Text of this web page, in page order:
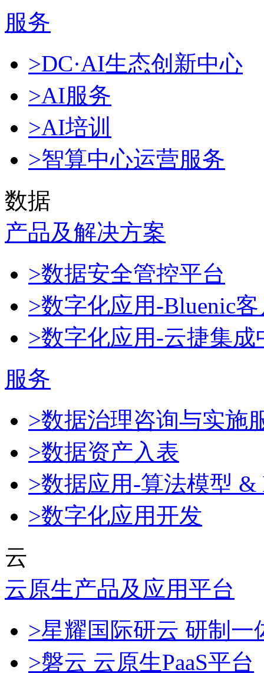
服务
>DC·AI生态创新中心
>AI服务
>AI培训
>智算中心运营服务
数据
产品及解决方案
>数据安全管控平台
>数字化应用-Bluenic
>数字化应用-云捷集成
服务
>数据治理咨询与实施
>数据资产入表
>数据应用-算法模型 &
>数字化应用开发
云
云原生产品及应用平台
>星耀国际研云 研制
>磐云 云原生PaaS平台